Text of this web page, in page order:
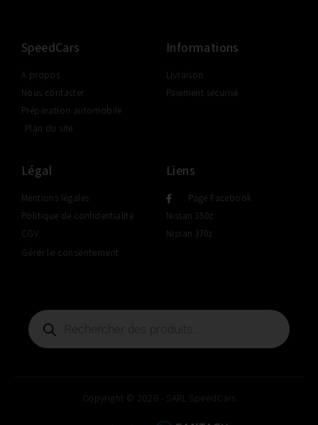
SpeedCars
A propos
Nous contacter
Préparation automobile
Plan du site
Informations
Livraison
Paiement sécurisé
Légal
Mentions légales
Politique de confidentialité
CGV
Gérer le consentement
Liens
Page Facebook
Nissan 350z
Nissan 370z
Copyright © 2026 - SARL SpeedCars